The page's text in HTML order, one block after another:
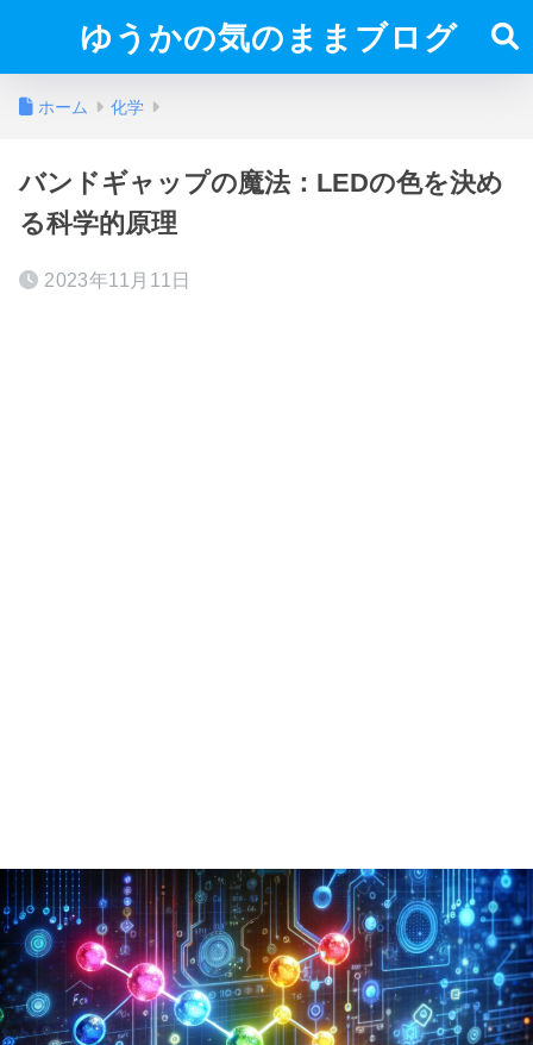
ゆうかの気のままブログ
ホーム 化学
バンドギャップの魔法：LEDの色を決め
る科学的原理
2023年11月11日